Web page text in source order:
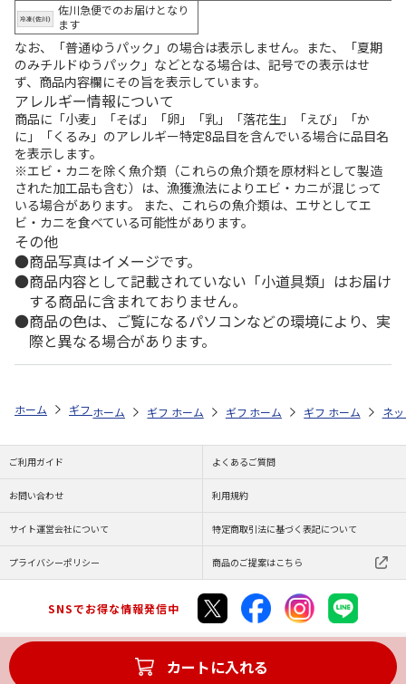
佐川急便でのお届けとなり
ます
なお、「普通ゆうパック」の場合は表示しません。また、「夏期
のみチルドゆうパック」などとなる場合は、記号での表示はせ
ず、商品内容欄にその旨を表示しています。
アレルギー情報について
商品に「小麦」「そば」「卵」「乳」「落花生」「えび」「か
に」「くるみ」のアレルギー特定8品目を含んでいる場合に品目名
を表示します。
※エビ・カニを除く魚介類（これらの魚介類を原材料として製造
された加工品も含む）は、漁獲漁法によりエビ・カニが混じって
いる場合があります。 また、これらの魚介類は、エサとしてエ
ビ・カニを食べている可能性があります。
その他
商品写真はイメージです。
商品内容として記載されていない「小道具類」はお届け
する商品に含まれておりません。
商品の色は、ご覧になるパソコンなどの環境により、実
際と異なる場合があります。
カートに入れる
ホーム ギフト通販 内祝い・お返し 法要・香典返し 七福タオル
ホーム ギフト通販 内祝い・お返し 法要・香典返し
ホーム ギフト通販 お祝い・贈りもの
ホーム ギフト通販 お
ホーム ネ
ご利用ガイド よくあるご質問
お問い合わせ 利用規約
サイト運営会社について 特定商取引法に基づく表記について
プライバシーポリシー 商品のご提案はこちら
SNSでお得な情報発信中
Copyright (C) JAPAN POST Co.,Ltd. All Rights Reserved.